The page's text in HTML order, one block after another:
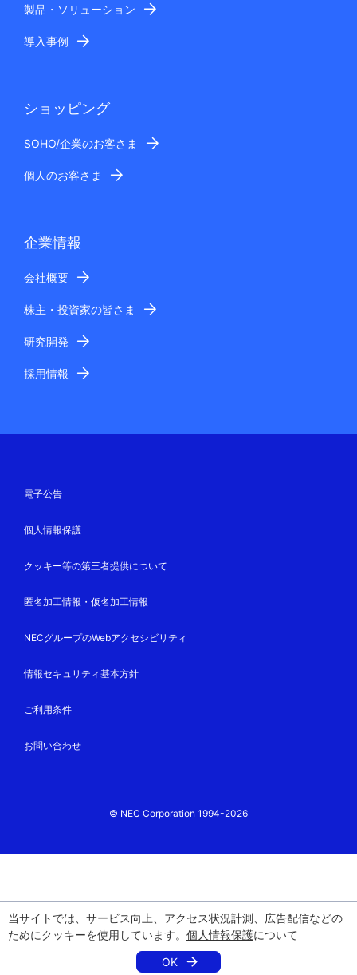
当サイトでは、サービス向上、アクセス状況計測、広告配信などの
ためにクッキーを使用しています。 個人情報保護について
OK
製品・ソリューション
導入事例
ショッピング
SOHO/企業のお客さま
個人のお客さま
企業情報
会社概要
株主・投資家の皆さま
研究開発
採用情報
電子公告
個人情報保護
クッキー等の第三者提供について
匿名加工情報・仮名加工情報
NECグループのWebアクセシビリティ
情報セキュリティ基本方針
ご利用条件
お問い合わせ
© NEC Corporation 1994-2026